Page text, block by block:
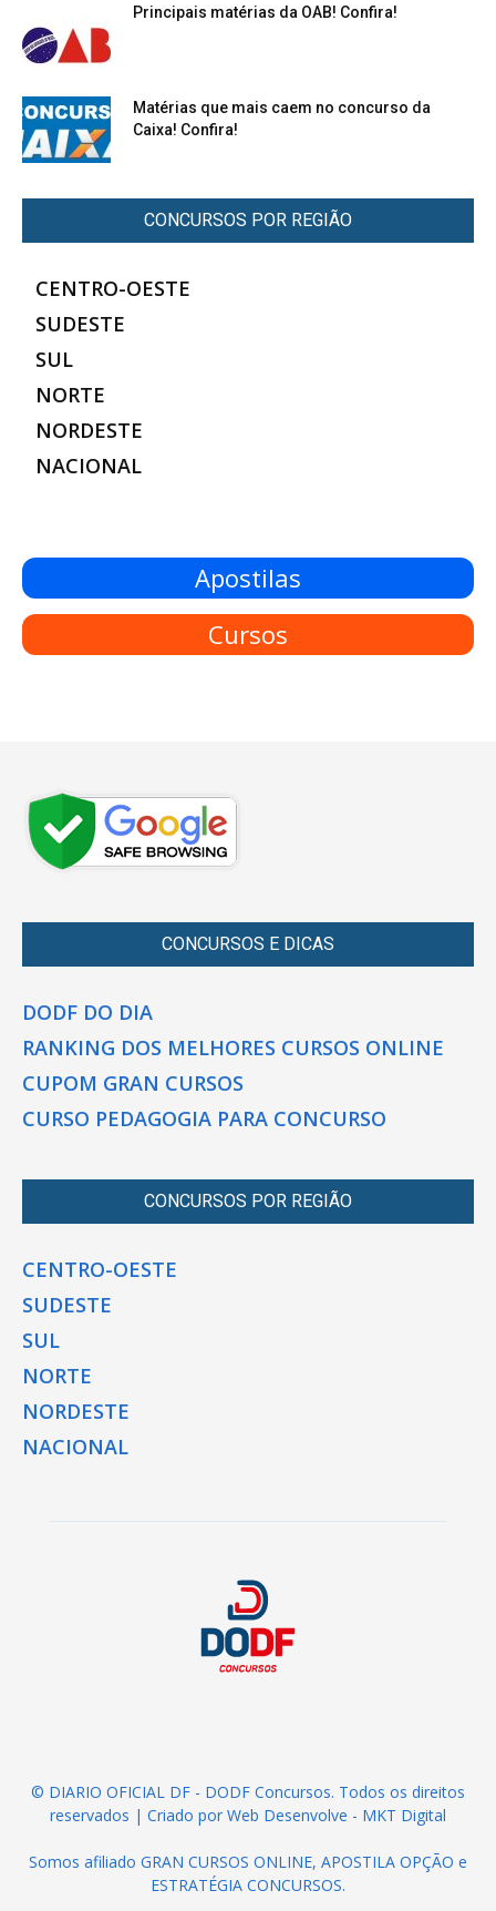
Principais matérias da OAB! Confira!
Matérias que mais caem no concurso da
Caixa! Confira!
CONCURSOS POR REGIÃO
CENTRO-OESTE
SUDESTE
SUL
NORTE
NORDESTE
NACIONAL
Apostilas
Cursos
CONCURSOS E DICAS
DODF DO DIA
RANKING DOS MELHORES CURSOS ONLINE
CUPOM GRAN CURSOS
CURSO PEDAGOGIA PARA CONCURSO
CONCURSOS POR REGIÃO
CENTRO-OESTE
SUDESTE
SUL
NORTE
NORDESTE
NACIONAL
© DIARIO OFICIAL DF - DODF Concursos. Todos os direitos
reservados | Criado por Web Desenvolve - MKT Digital
Somos afiliado GRAN CURSOS ONLINE, APOSTILA OPÇÃO e
ESTRATÉGIA CONCURSOS.